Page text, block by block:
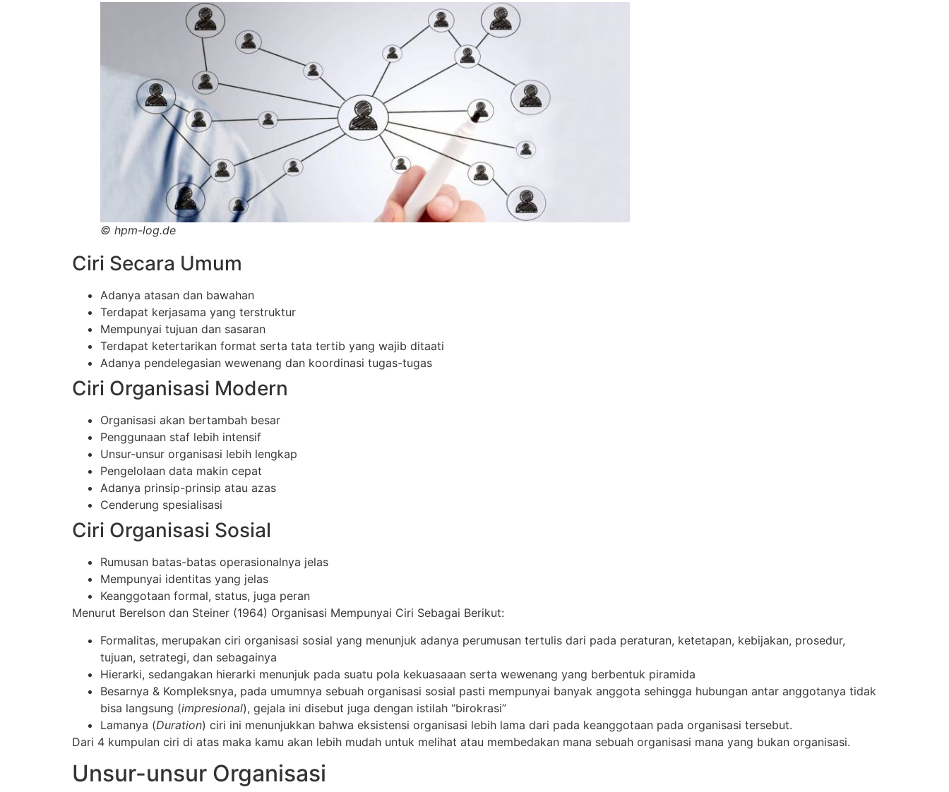
© hpm-log.de
Ciri Secara Umum
Adanya atasan dan bawahan
Terdapat kerjasama yang terstruktur
Mempunyai tujuan dan sasaran
Terdapat ketertarikan format serta tata tertib yang wajib ditaati
Adanya pendelegasian wewenang dan koordinasi tugas-tugas
Ciri Organisasi Modern
Organisasi akan bertambah besar
Penggunaan staf lebih intensif
Unsur-unsur organisasi lebih lengkap
Pengelolaan data makin cepat
Adanya prinsip-prinsip atau azas
Cenderung spesialisasi
Ciri Organisasi Sosial
Rumusan batas-batas operasionalnya jelas
Mempunyai identitas yang jelas
Keanggotaan formal, status, juga peran
Menurut Berelson dan Steiner (1964) Organisasi Mempunyai Ciri Sebagai Berikut:
Formalitas, merupakan ciri organisasi sosial yang menunjuk adanya perumusan tertulis dari pada peraturan, ketetapan, kebijakan, prosedur,
tujuan, setrategi, dan sebagainya
Hierarki, sedangakan hierarki menunjuk pada suatu pola kekuasaaan serta wewenang yang berbentuk piramida
Besarnya & Kompleksnya, pada umumnya sebuah organisasi sosial pasti mempunyai banyak anggota sehingga hubungan antar anggotanya tidak
bisa langsung (impresional), gejala ini disebut juga dengan istilah “birokrasi”
Lamanya (Duration) ciri ini menunjukkan bahwa eksistensi organisasi lebih lama dari pada keanggotaan pada organisasi tersebut.
Dari 4 kumpulan ciri di atas maka kamu akan lebih mudah untuk melihat atau membedakan mana sebuah organisasi mana yang bukan organisasi.
Unsur-unsur Organisasi